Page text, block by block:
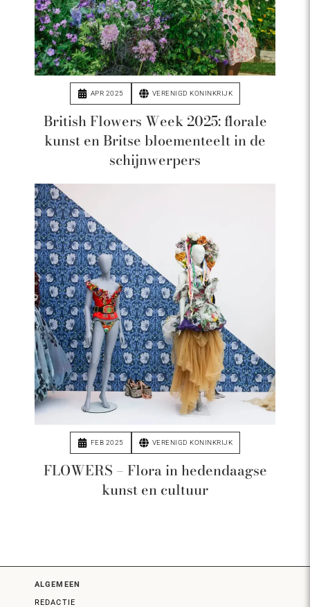
APR 2025 VERENIGD KONINKRIJK
British Flowers Week 2025: florale
kunst en Britse bloementeelt in de
schijnwerpers
FEB 2025 VERENIGD KONINKRIJK
FLOWERS – Flora in hedendaagse
kunst en cultuur
ALGEMEEN
REDACTIE